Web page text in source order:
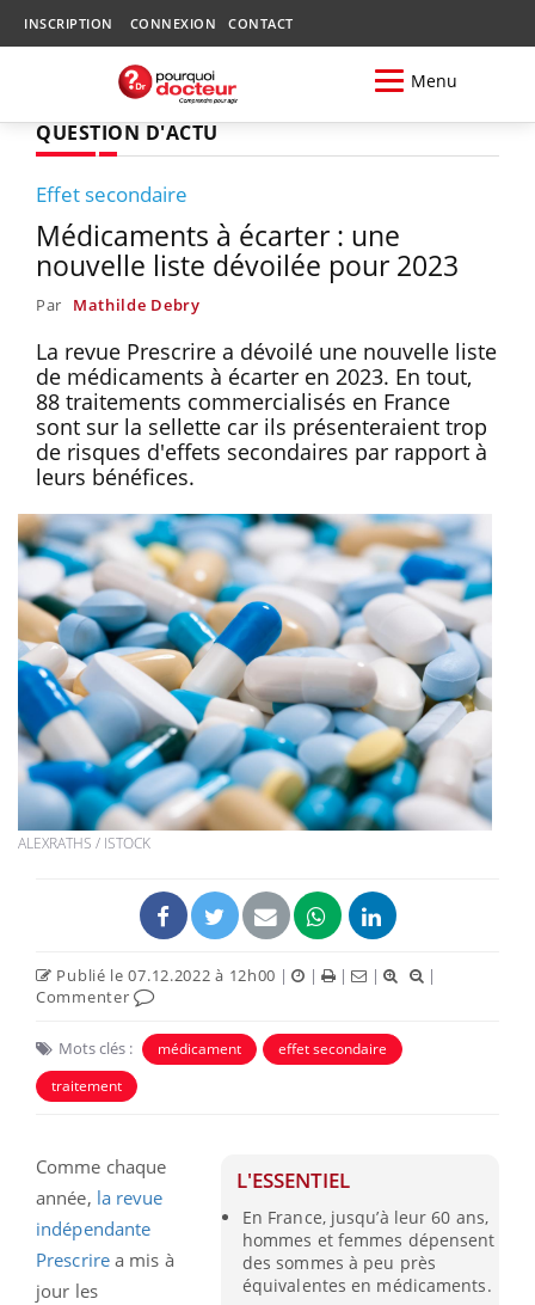
INSCRIPTION CONNEXION CONTACT
Menu
QUESTION D'ACTU
Effet secondaire
Médicaments à écarter : une
nouvelle liste dévoilée pour 2023
Par Mathilde Debry
La revue Prescrire a dévoilé une nouvelle liste
de médicaments à écarter en 2023. En tout,
88 traitements commercialisés en France
sont sur la sellette car ils présenteraient trop
de risques d'effets secondaires par rapport à
leurs bénéfices.
ALEXRATHS / ISTOCK
Publié le 07.12.2022 à 12h00 | | | |
|
Commenter
Mots clés : médicament
effet secondaire
traitement
L'ESSENTIEL
En France, jusqu’à leur 60 ans,
hommes et femmes dépensent
des sommes à peu près
équivalentes en médicaments.
Comme chaque
année, la revue
indépendante
Prescrirea mis à
jour les